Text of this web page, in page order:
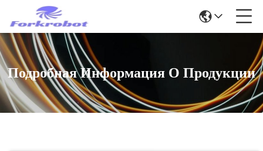
Подробная Информация О Продукции